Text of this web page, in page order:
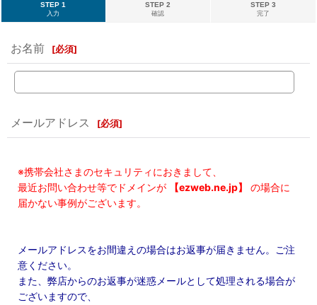
STEP 1
入力
STEP 2
確認
STEP 3
完了
お名前 [必須]
メールアドレス [必須]
※携帯会社さまのセキュリティにおきまして、
最近お問い合わせ等でドメインが
【ezweb.ne.jp】
の場合に
届かない事例がございます。
メールアドレスをお間違えの場合はお返事が届きません。ご注
意ください。
また、弊店からのお返事が迷惑メールとして処理される場合が
ございますので、